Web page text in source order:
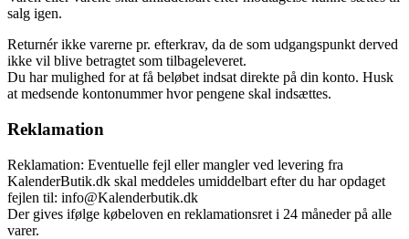
salg igen.
Returnér ikke varerne pr. efterkrav, da de som udgangspunkt derved
ikke vil blive betragtet som tilbageleveret.
Du har mulighed for at få beløbet indsat direkte på din konto. Husk
at medsende kontonummer hvor pengene skal indsættes.
Reklamation
Reklamation: Eventuelle fejl eller mangler ved levering fra
KalenderButik.dk skal meddeles umiddelbart efter du har opdaget
fejlen til: info@Kalenderbutik.dk
Der gives ifølge købeloven en reklamationsret i 24 måneder på alle
varer.